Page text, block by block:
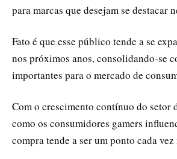
para marcas que desejam se destacar
Fato é que esse público tende a se
nos próximos anos, consolidando-se
importantes para o mercado de
Com o crescimento contínuo do setor
como os consumidores gamers
compra tende a ser um ponto cada